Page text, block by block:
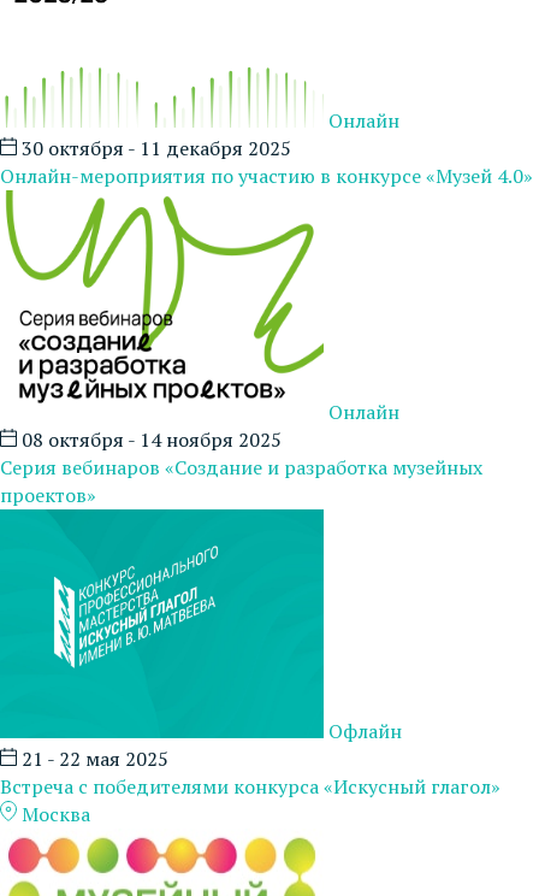
Онлайн
30 октября - 11 декабря 2025
Онлайн-мероприятия по участию в конкурсе «Музей 4.0»
Онлайн
08 октября - 14 ноября 2025
Серия вебинаров «Создание и разработка музейных
проектов»
Офлайн
21 - 22 мая 2025
Встреча с победителями конкурса «Искусный глагол»
Москва